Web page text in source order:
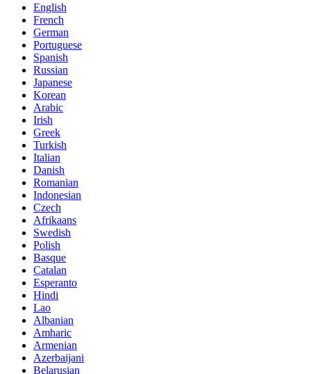
English
French
German
Portuguese
Spanish
Russian
Japanese
Korean
Arabic
Irish
Greek
Turkish
Italian
Danish
Romanian
Indonesian
Czech
Afrikaans
Swedish
Polish
Basque
Catalan
Esperanto
Hindi
Lao
Albanian
Amharic
Armenian
Azerbaijani
Belarusian